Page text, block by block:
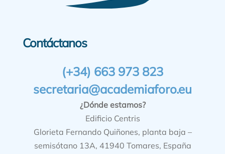
Contáctanos
(+34) 663 973 823
secretaria@academiaforo.eu
¿Dónde estamos?
Edificio Centris
Glorieta Fernando Quiñones, planta baja –
semisótano 13A, 41940 Tomares, España